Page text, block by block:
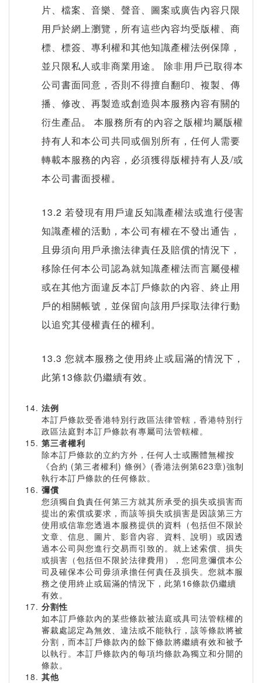
片、檔案、音樂、聲音、圖案或廣告內容只限
用戶於網上瀏覽，所有這些內容均受版權、商
標、標簽、專利權和其他知識產權法例保障，
並只限私人或非商業用途。 除非用戶已取得本
公司書面同意，否則不得擅自翻印、複製、傳
播、修改、再製造或創造與本服務內容有關的
衍生產品。 本服務所有的內容之版權均屬版權
持有人和本公司共同或個別所有，任何人需要
轉載本服務的內容，必須獲得版權持有人及/或
本公司書面授權。
13.2 若發現有用戶違反知識產權法或進行侵害
知識產權的活動，本公司有權在不發出通告，
且毋須向用戶承擔法律責任及賠償的情況下，
移除任何本公司認為就知識產權法而言屬侵權
或在其他方面違反本訂戶條款的內容、終止用
戶的相關帳號，並保留向該用戶採取法律行動
以追究其侵權責任的權利。
13.3 您就本服務之使用終止或屆滿的情況下，
此第13條款仍繼續有效。
法例
本訂戶條款受香港特別行政區法律管轄，香港特別行
政區法庭對本訂戶條款有專屬司法管轄權。
第三者權利
除本訂戶條款的立約方外，任何人士或團體無權按
《合約 (第三者權利) 條例》(香港法例第623章)強制
執行本訂戶條款的任何條款。
彌償
您須獨自負責任何第三方就其所承受的損失或損害而
提出的索償或要求，而該等損失或損害是因該第三方
使用或信靠您透過本服務提供的資料（包括但不限於
文章、信息、圖片、影音內容、資料、說明）或因透
過本公司與您進行交易而引致的。就上述索償、損失
或損害（包括但不限於法律費用），您同意彌償本公
司及確保本公司毋須承擔任何責任及損失。您就本服
務之使用終止或屆滿的情況下，此第16條款仍繼續
有效。
分割性
如本訂戶條款內的某些條款被法庭或具司法管轄權的
審裁處認定為無效、違法或不能執行，該等條款將被
分割，而本訂戶條款內的餘下條款將繼續有效和被予
以執行。本訂戶條款內的每項均條款為獨立和分開的
條款。
其他